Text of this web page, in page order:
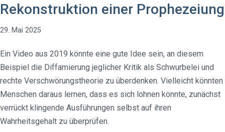
Rekonstruktion einer Prophezeiung
29. Mai 2025
Ein Video aus 2019 könnte eine gute Idee sein, an diesem
Beispiel die Diffamierung jeglicher Kritik als Schwurbelei und
rechte Verschwörungstheorie zu überdenken. Vielleicht könnten
Menschen daraus lernen, dass es sich lohnen könnte, zunächst
verrückt klingende Ausführungen selbst auf ihren
Wahrheitsgehalt zu überprüfen.